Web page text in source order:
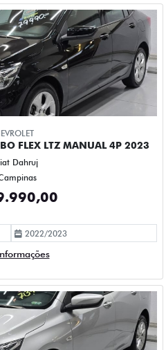
2022/2023
FLEX PLUS LTZ AUTOMATICO
Dahruj